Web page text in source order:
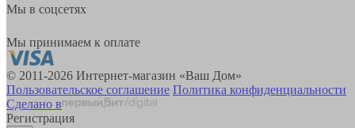
Мы в соцсетях
Мы принимаем к оплате
© 2011-2026 Интернет-магазин «Ваш Дом»
Пользовательское соглашение Политика конфиденциальности
Сделано в
Регистрация